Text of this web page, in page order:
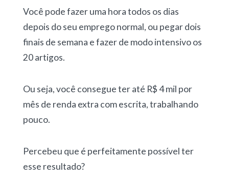
Você pode fazer uma hora todos os dias
depois do seu emprego normal, ou pegar dois
finais de semana e fazer de modo intensivo os
20 artigos.
Ou seja, você consegue ter até R$ 4 mil por
mês de renda extra com escrita, trabalhando
pouco.
Percebeu que é perfeitamente possível ter
esse resultado?